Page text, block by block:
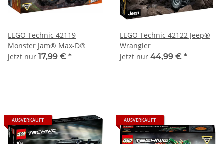
LEGO Technic 42119
Monster Jam® Max-D®
jetzt nur 17,99 € *
LEGO Technic 42122 Jeep®
Wrangler
jetzt nur 44,99 € *
AUSVERKAUFT AUSVERKAUFT